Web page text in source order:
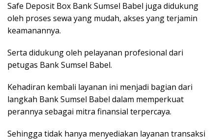
Safe Deposit Box Bank Sumsel Babel juga didukung
oleh proses sewa yang mudah, akses yang terjamin
keamanannya.
Serta didukung oleh pelayanan profesional dari
petugas Bank Sumsel Babel.
Kehadiran kembali layanan ini menjadi bagian dari
langkah Bank Sumsel Babel dalam memperkuat
perannya sebagai mitra finansial terpercaya.
Sehingga tidak hanya menyediakan layanan transaksi